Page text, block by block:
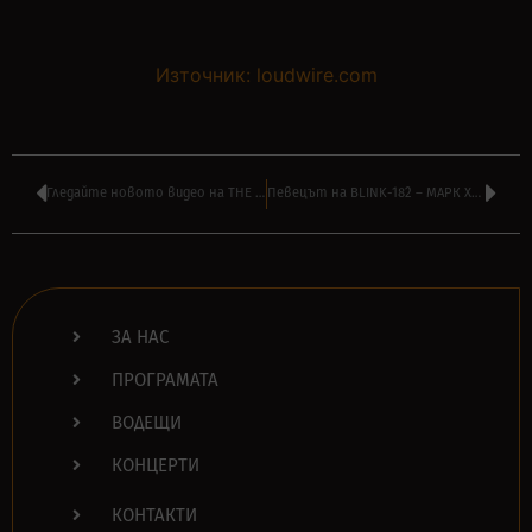
Източник: loudwire.com
Гледайте новото видео на THE DEVIL WEARS PRADA – ‘Sacrifice’ Певецът на BLINK-182 – МАРК ХОПЪС се излекува от рак
ЗА НАС
ПРОГРАМАТА
ВОДЕЩИ
КОНЦЕРТИ
КОНТАКТИ